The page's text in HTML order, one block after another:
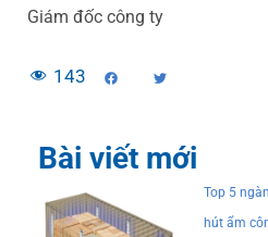
Giám đốc công ty
143
Bài viết mới
Top 5
hút ẩm